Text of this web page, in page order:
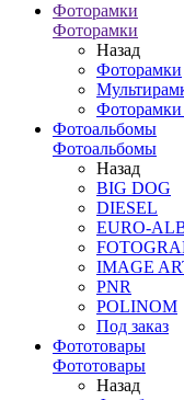
Фоторамки
Фоторамки
Назад
Фоторамки
Фоторамки
Фотоальбомы
Фотоальбомы
Назад
BIG DOG
DIESEL
EURO-
IMAGE
PNR
POLINOM
Под заказ
Фототовары
Фототовары
Назад